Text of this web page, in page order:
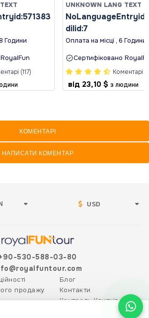
Години
(117)
UNKNOWN LANG TEXT
dilid:7
Оплата на місці , 6 Години
Сертифіковано
Коментарі
від 23,10 $ з людини
КОМЕНТАРІ
НАПИСАТИ КОМЕНТАР
USD
530-588-03-80
продажу
Блог
Контакти
Контроль Квитків